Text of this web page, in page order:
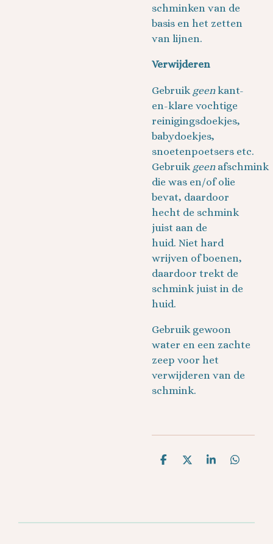
schminken van de
basis en het zetten
van lijnen.
Verwijderen
Gebruik geenkant-
en-klare vochtige
reinigingsdoekjes,
babydoekjes,
snoetenpoetsers etc.
Gebruik geenafschmink
die was en/of olie
bevat, daardoor
hecht de schmink
juist aan de
huid. Niet hard
wrijven of boenen,
daardoor trekt de
schmink juist in de
huid.
Gebruik gewoon
water en een zachte
zeep voor het
verwijderen van de
schmink.
D
D
S
D